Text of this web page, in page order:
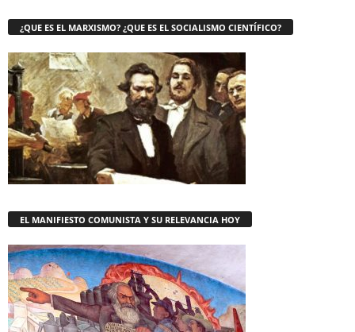
¿QUE ES EL MARXISMO? ¿QUE ES EL SOCIALISMO CIENTÍFICO?
EL MANIFIESTO COMUNISTA Y SU RELEVANCIA HOY